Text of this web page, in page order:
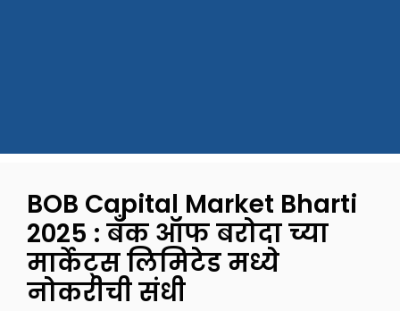
BOB Capital Market Bharti
2025 : बँक ऑफ बरोदा च्या
मार्केट्स लिमिटेड मध्ये
नोकरीची संधी